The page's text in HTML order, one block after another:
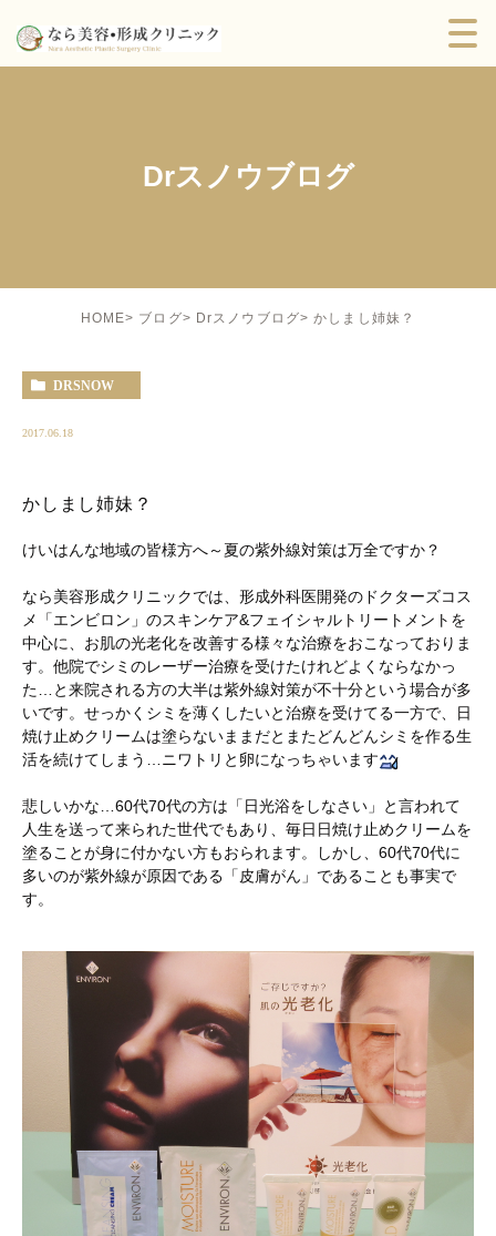
Drスノウブログ
HOME ブログ Drスノウブログ かしまし姉妹？
DRSNOW
2017.06.18
かしまし姉妹？
けいはんな地域の皆様方へ～夏の紫外線対策は万全ですか？
なら美容形成クリニックでは、形成外科医開発のドクターズコス
メ「エンビロン」のスキンケア&フェイシャルトリートメントを
中心に、お肌の光老化を改善する様々な治療をおこなっておりま
す。他院でシミのレーザー治療を受けたけれどよくならなかっ
た…と来院される方の大半は紫外線対策が不十分という場合が多
いです。せっかくシミを薄くしたいと治療を受けてる一方で、日
焼け止めクリームは塗らないままだとまたどんどんシミを作る生
活を続けてしまう…ニワトリと卵になっちゃいます
悲しいかな…60代70代の方は「日光浴をしなさい」と言われて
人生を送って来られた世代でもあり、毎日日焼け止めクリームを
塗ることが身に付かない方もおられます。しかし、60代70代に
多いのが紫外線が原因である「皮膚がん」であることも事実で
す。